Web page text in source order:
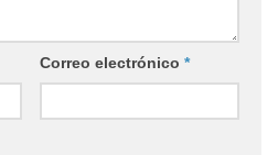
Correo electrónico *